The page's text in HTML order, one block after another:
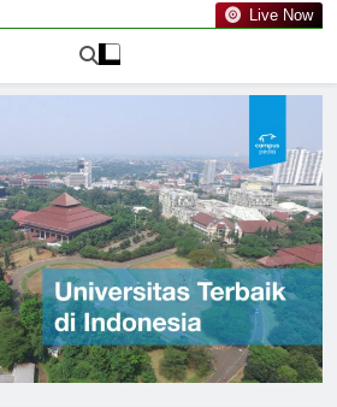
Live Now